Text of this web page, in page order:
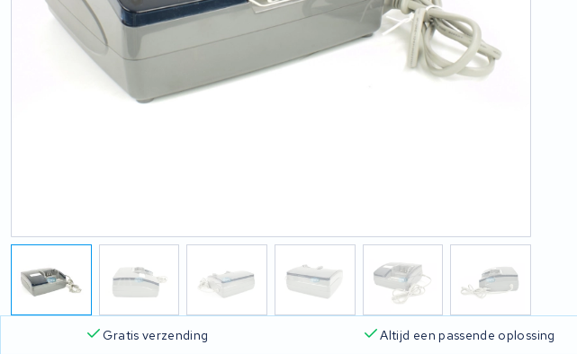
Gratis verzending Altijd een passende oplossing